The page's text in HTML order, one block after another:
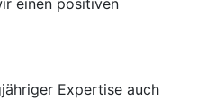
Expertise auch